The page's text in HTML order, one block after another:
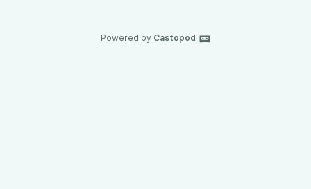
Powered by Castopod